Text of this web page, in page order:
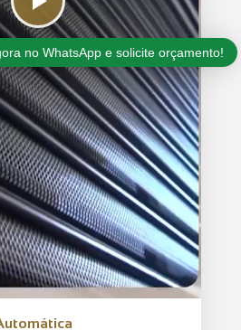
no WhatsApp e solicite orçamento!